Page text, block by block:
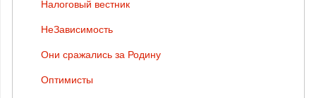
Налоговый вестник
НеЗависимость
Они сражались за Родину
Оптимисты